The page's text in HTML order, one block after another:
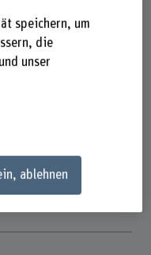
speichern, um
die
unser
ablehnen